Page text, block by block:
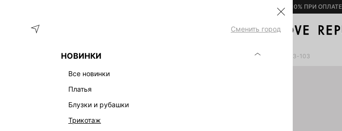
– 10% ПРИ
Сменить город
НОВИНКИ
все новинки
платья
блузки и рубашки
трикотаж
ОДЕЖДА
ДЖИНСОВАЯ ЮБКА МАКСИ С РАЗРЕЗОМ 4254419203-103